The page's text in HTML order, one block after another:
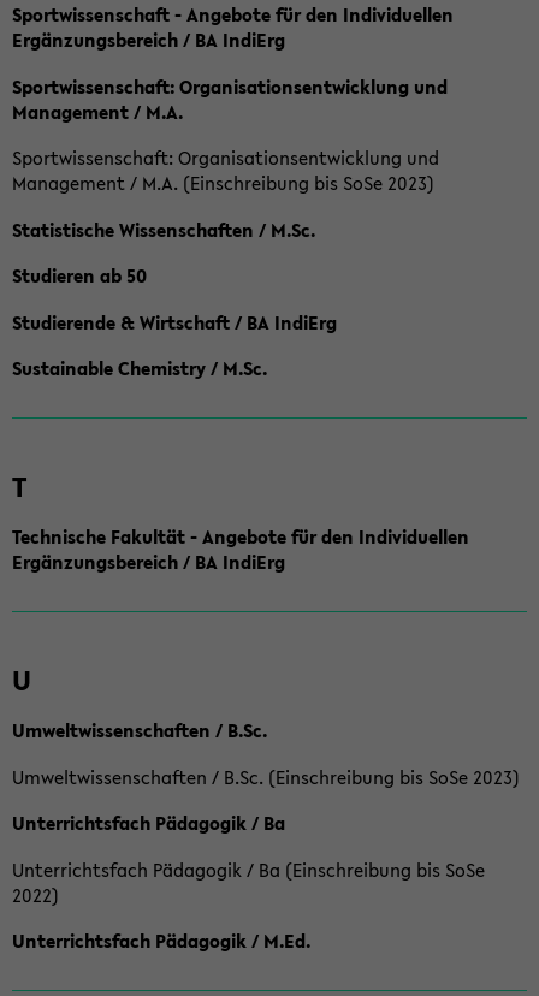
Sportwissenschaft - Angebote für den Individuellen
Ergänzungsbereich / BA IndiErg
Sportwissenschaft: Organisationsentwicklung und
Management / M.A.
Sportwissenschaft: Organisationsentwicklung und
Management / M.A. (Einschreibung bis SoSe 2023)
Statistische Wissenschaften / M.Sc.
Studieren ab 50
Studierende & Wirtschaft / BA IndiErg
Sustainable Chemistry / M.Sc.
T
Technische Fakultät - Angebote für den Individuellen
Ergänzungsbereich / BA IndiErg
U
Umweltwissenschaften / B.Sc.
Umweltwissenschaften / B.Sc. (Einschreibung bis SoSe 2023)
Unterrichtsfach Pädagogik / Ba
Unterrichtsfach Pädagogik / Ba (Einschreibung bis SoSe
2022)
Unterrichtsfach Pädagogik / M.Ed.